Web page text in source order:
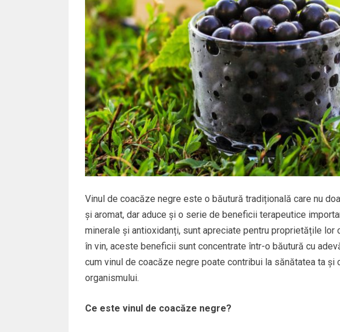
Vinul de coacăze negre este o băutură tradițională care nu
și aromat, dar aduce și o serie de beneficii terapeutice
minerale și antioxidanți, sunt apreciate pentru proprietățile lor
în vin, aceste beneficii sunt concentrate într-o băutură cu
cum vinul de coacăze negre poate contribui la sănătatea ta
organismului.
Ce este vinul de coacăze negre?